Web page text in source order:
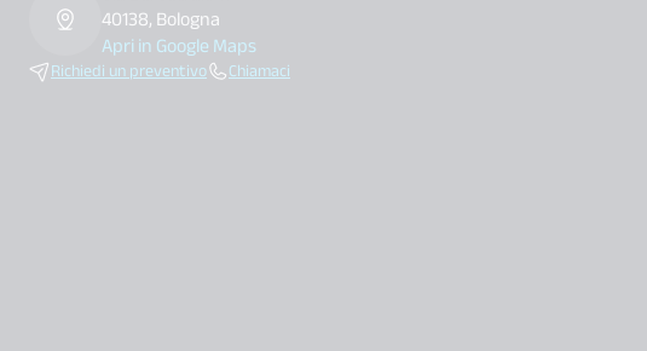
40138, Bologna
Apri in Google Maps
Richiedi un preventivo Chiamaci